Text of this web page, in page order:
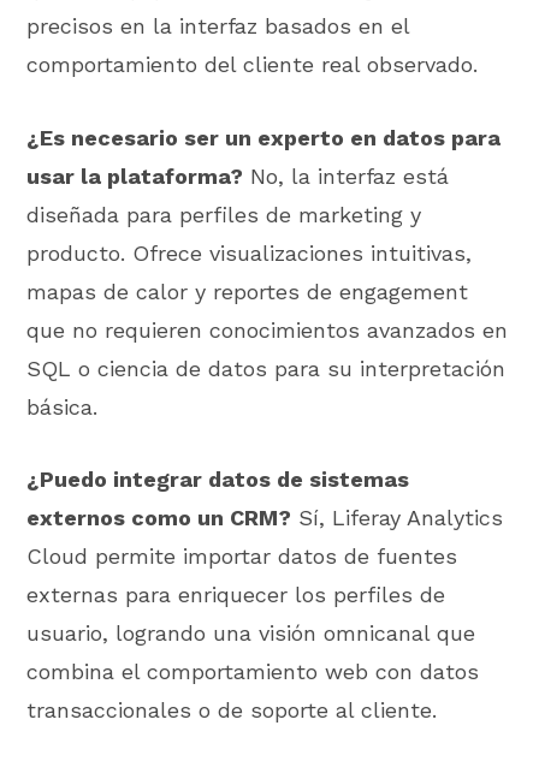
precisos en la interfaz basados en el
comportamiento del cliente real observado.
¿Es necesario ser un experto en datos para
usar la plataforma? No, la interfaz está
diseñada para perfiles de marketing y
producto. Ofrece visualizaciones intuitivas,
mapas de calor y reportes de engagement
que no requieren conocimientos avanzados en
SQL o ciencia de datos para su interpretación
básica.
¿Puedo integrar datos de sistemas
externos como un CRM? Sí, Liferay Analytics
Cloud permite importar datos de fuentes
externas para enriquecer los perfiles de
usuario, logrando una visión omnicanal que
combina el comportamiento web con datos
transaccionales o de soporte al cliente.